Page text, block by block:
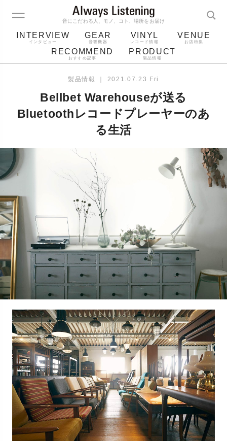
音にこだわる人、モノ、コト、場所をお届け
INTERVIEW
インタビュー
GEAR
音響機器
VINYL
レコード情報
VENUE
お店特集
RECOMMEND
おすすめ記事
PRODUCT
製品情報
アルバム
レコード針
製品情報 ｜ 2021.07.23 Fri
Bellbet Warehouseが送る
Bluetoothレコードプレーヤーのあ
る生活